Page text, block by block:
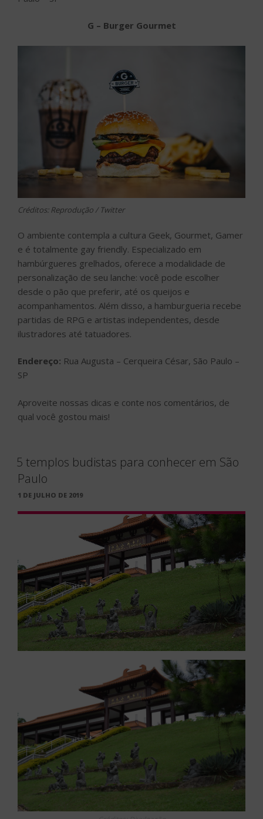
G – Burger Gourmet
Créditos: Reprodução / Twitter
O ambiente contempla a cultura Geek, Gourmet, Gamer
e é totalmente gay friendly. Especializado em
hambúrgueres grelhados, oferece a modalidade de
personalização de seu lanche: você pode escolher
desde o pão que preferir, até os queijos e
acompanhamentos. Além disso, a hamburgueria recebe
partidas de RPG e artistas independentes, desde
ilustradores até tatuadores.
Endereço: Rua Augusta – Cerqueira César, São Paulo –
SP
Aproveite nossas dicas e conte nos comentários, de
qual você gostou mais!
5 templos budistas para conhecer em São
Paulo
PUBLICADO
1 DE JULHO DE 2019